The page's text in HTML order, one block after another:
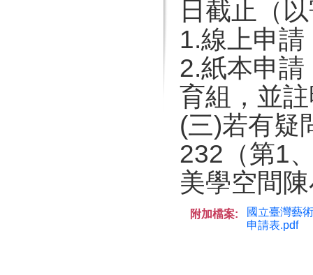
日截止（
1.線上申
2.紙本申
育組，並
(三)若有疑
232（第1
美學空間
附加檔案:
國立臺灣藝
申請表.pdf